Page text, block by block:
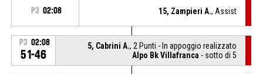
P3 02:08 15, Zampieri A., Assist
P3 02:08
51-46
5, Cabrini A., 2 Punti - In appoggio realizzato
Alpo Bk Villafranca - sotto di 5